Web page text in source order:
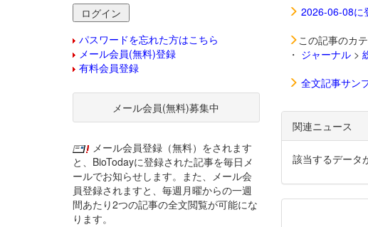
2026-06-08に
この記事のカ
・ ジャーナル>
全文記事サン
関連ニュース
該当するデータ
パスワードを忘れた方はこちら
メール会員(無料)登録
有料会員登録
メール会員(無料)募集中
メール会員登録（無料）をされます
と、BioTodayに登録された記事を毎日メ
ールでお知らせします。また、メール会
員登録されますと、毎週月曜からの一週
間あたり2つの記事の全文閲覧が可能にな
ります。